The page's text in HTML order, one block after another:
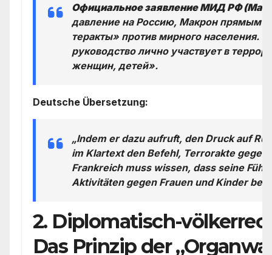
Официальное заявление МИД РФ
давление на Россию, Макрон прямым
теракты» против мирного населения.
руководство лично участвует в
женщин, детей».
Deutsche Übersetzung:
„Indem er dazu aufruft, den Druck auf
im Klartext den Befehl, Terrorakte
Frankreich muss wissen, dass seine
Aktivitäten gegen Frauen und Kinder
2. Diplomatisch-
Das Prinzip der